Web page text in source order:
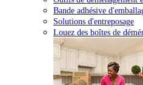
Bande adhésive
Solutions d'entreposage
Louez des boîtes de